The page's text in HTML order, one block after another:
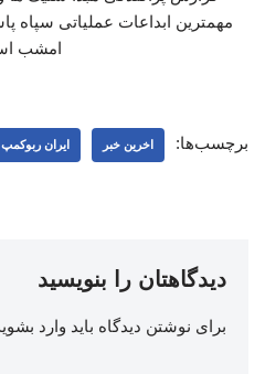
مهمترین ابداعات عملیاتی سپاه
امشب
برچسب‌ها: اخرین خبر ایران ربوکمپ
دیدگاهتان را بنویسید
برای نوشتن دیدگاه باید وارد